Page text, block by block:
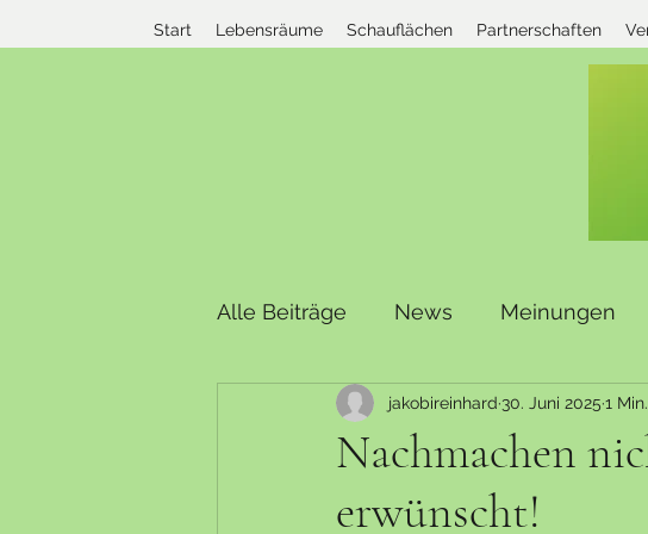
Start Lebensräume Schauflächen Partnerschaften
Alle Beiträge News Meinungen
Nachmachen
erwünscht!
jakobireinhard 30. Juni 2025 1